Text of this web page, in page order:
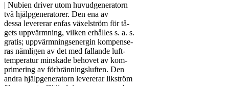
| Nubien driver utom huvudgeneratorn
två hjälpgeneratorer. Den ena av
dessa levererar enfas växelström för tå-
gets uppvärmning, vilken erhålles s. a. s.
gratis; uppvärmningsenergin kompense-
ras nämligen av det med fallande luft-
temperatur minskade behovet av kom-
primering av förbränningsluften. Den
andra hjälpgeneratorn levererar likström